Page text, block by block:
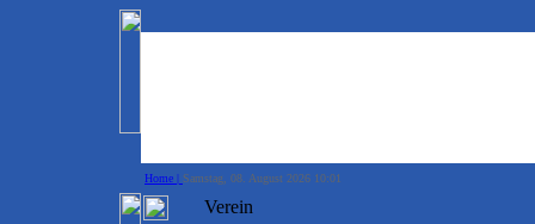
Home | Samstag, 08. August 2026 10:01
Verein